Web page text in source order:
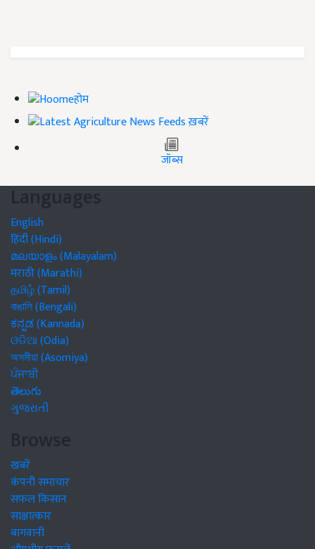
होम
ख़बरें
जॉब्स
Languages
English
हिंदी (Hindi)
മലയാളം (Malayalam)
मराठी (Marathi)
தமிழ் (Tamil)
বাঙালি (Bengali)
ಕನ್ನಡ (Kannada)
ଓଡିଆ (Odia)
অসমীয়া (Asomiya)
ਪੰਜਾਬੀ
తెలుగు
ગુજરાતી
Browse
खबरें
कंपनी समाचार
सफल किसान
साक्षात्कार
बागवानी